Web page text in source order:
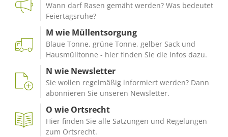
Wann darf Rasen gemäht werden? Was bedeutet
Feiertagsruhe?
M wie Müllentsorgung
Blaue Tonne, grüne Tonne, gelber Sack und
Hausmülltonne - hier finden Sie die Infos dazu.
N wie Newsletter
Sie wollen regelmäßig informiert werden? Dann
abonnieren Sie unseren Newsletter.
O wie Ortsrecht
Hier finden Sie alle Satzungen und Regelungen
zum Ortsrecht.